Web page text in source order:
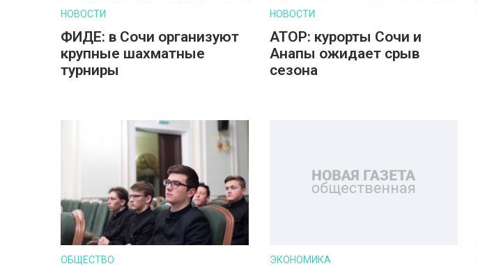
НОВОСТИ
ФИДЕ: в Сочи организуют
крупные шахматные
турниры
НОВОСТИ
АТОР: курорты Сочи и
Анапы ожидает срыв
сезона
ОБЩЕСТВО ЭКОНОМИКА